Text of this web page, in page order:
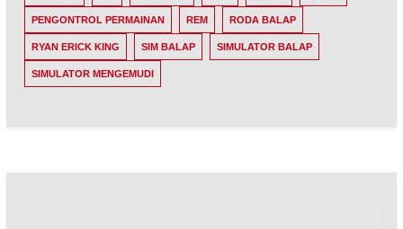
PENGONTROL PERMAINAN REM RODA BALAP
RYAN ERICK KING SIM BALAP SIMULATOR BALAP
SIMULATOR MENGEMUDI